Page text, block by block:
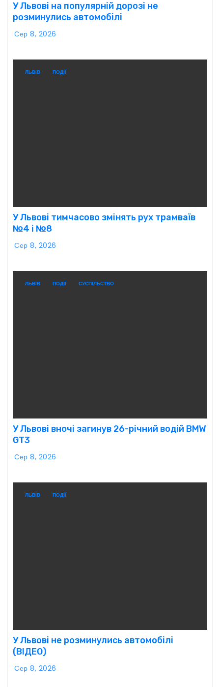
У Львові на популярній дорозі не
розминулись автомобілі
Сер 8, 2026
ЛЬВІВ ПОДІЇ
У Львові тимчасово змінять рух трамваїв
№4 і №8
Сер 8, 2026
ЛЬВІВ ПОДІЇ СУСПІЛЬСТВО
У Львові вночі загинув 26-річний водій BMW
GT3
Сер 8, 2026
ЛЬВІВ ПОДІЇ
У Львові не розминулись автомобілі
(ВІДЕО)
Сер 8, 2026